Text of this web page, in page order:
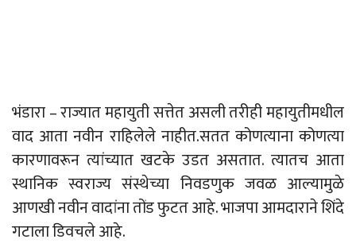
भंडारा – राज्यात महायुती सत्तेत असली तरीही महायुतीमधील
वाद आता नवीन राहिलेले नाहीत.सतत कोणत्याना कोणत्या
कारणावरून त्यांच्यात खटके उडत असतात. त्यातच आता
स्थानिक स्वराज्य संस्थेच्या निवडणुक जवळ आल्यामुळे
आणखी नवीन वादांना तोंड फुटत आहे. भाजपा आमदाराने शिंदे
गटाला डिवचले आहे.